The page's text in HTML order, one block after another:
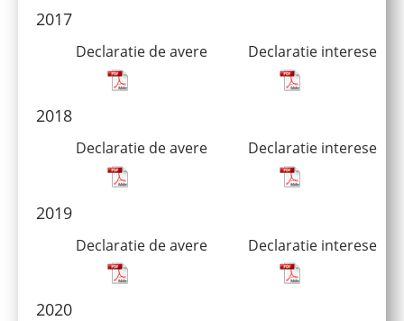
2017
Declaratie de avere Declaratie interese
2018
Declaratie de avere Declaratie interese
2019
Declaratie de avere Declaratie interese
2020